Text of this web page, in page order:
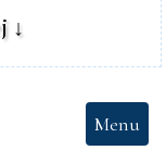
↓
Menu